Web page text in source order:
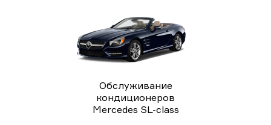
Обслуживание
кондиционеров
Mercedes SL-class